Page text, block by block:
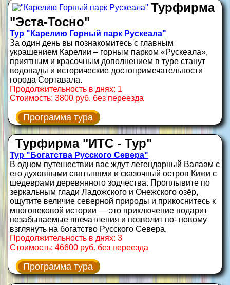
Турфирма
"Эста-Тосно"
Тур "Карелию Горный парк Рускеала"
За один день вы познакомитесь с главным
украшением Карелии – горным парком «Рускеала»,
приятным и красочным дополнением в туре станут
водопады и исторические достопримечательности
города Сортавала.
Продолжительность в днях: 1
Стоимость: 3800 руб. без переезда
Программа тура
Турфирма "ИТС - Тур"
Тур "Богатства Русского Севера"
В одном путешествии вас ждут легендарный Валаам с
его духовными святынями и сказочный остров Кижи с
шедеврами деревянного зодчества. Проплывите по
зеркальным глади Ладожского и Онежского озёр,
ощутите величие северной природы и прикоснитесь к
многовековой истории — это приключение подарит
незабываемые впечатления и позволит по‑ новому
взглянуть на богатство Русского Севера.
Продолжительность в днях: 3
Стоимость: 46600 руб. без переезда
Программа тура